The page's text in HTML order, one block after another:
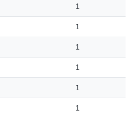
1
1
1
1
1
1